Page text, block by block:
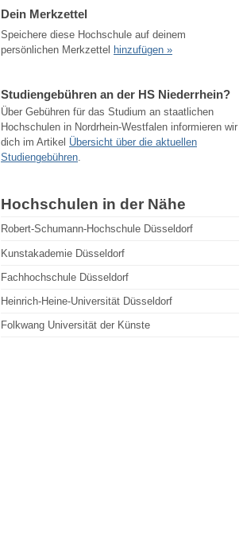
Dein Merkzettel
Speichere diese Hochschule auf deinem
persönlichen Merkzettel hinzufügen »
Studiengebühren an der HS Niederrhein?
Über Gebühren für das Studium an staatlichen
Hochschulen in Nordrhein-Westfalen informieren wir
dich im Artikel Übersicht über die aktuellen
Studiengebühren.
Hochschulen in der Nähe
Robert-Schumann-Hochschule Düsseldorf
Kunstakademie Düsseldorf
Fachhochschule Düsseldorf
Heinrich-Heine-Universität Düsseldorf
Folkwang Universität der Künste